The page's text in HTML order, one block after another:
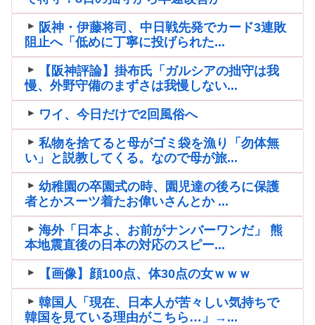
阪神・伊藤将司、中日戦先発でカード3連敗
阻止へ「低めに丁寧に投げられた...
【阪神評論】掛布氏「ガルシアの拙守は我
慢、外野守備のまずさは我慢しない...
ワイ、今日だけで2回風俗へ
私物を捨てると母がゴミ袋を漁り「勿体無
い」と説教してくる。なので母が旅...
幼稚園の卒園式の時、園児達の後ろに保護
者とかスーツ着たお偉いさんとか ...
海外「日本よ、お前がナンバーワンだ」 熊
本地震直後の日本の対応のスピー...
【画像】顔100点、体30点の女ｗｗｗ
韓国人「現在、日本人が苦々しい気持ちで
韓国を見ている理由がこちら…」→...